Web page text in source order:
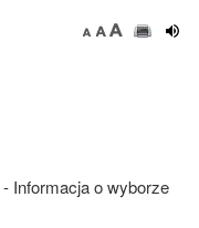
- Informacja o wyborze